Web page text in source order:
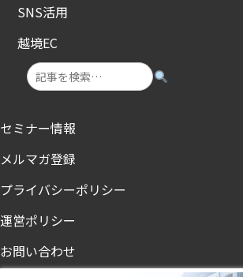
SNS活用
越境EC
セミナー情報
メルマガ登録
プライバシーポリシー
運営ポリシー
お問い合わせ